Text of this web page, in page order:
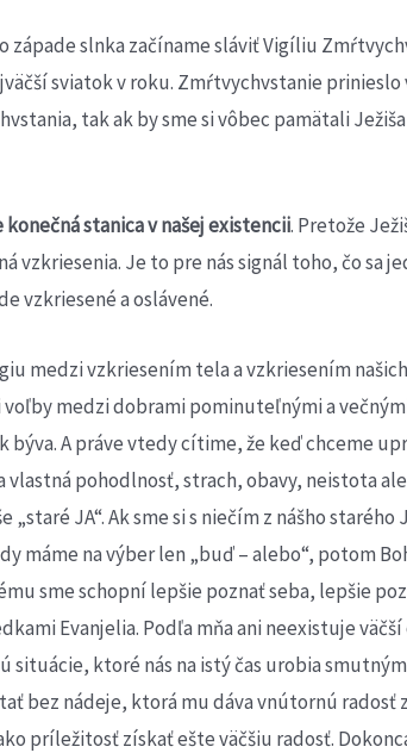
slnka začíname sláviť Vigíliu
sviatok v roku. Zmŕtvychvstanie
tak ak by sme si vôbec pamätali
konečná stanica v našej existencii. Pretože
vzkriesenia. Je to pre nás signál toho, čo sa
vzkriesené a oslávené.
medzi vzkriesením tela a vzkriesením
medzi dobrami pominuteľnými a
býva. A práve vtedy cítime, že keď chceme
vlastná pohodlnosť, strach, obavy, neistota
JA“. Ak sme si s niečím z nášho starého
máme na výber len „buď – alebo“, potom
sme schopní lepšie poznať seba, lepšie
Evanjelia. Podľa mňa ani neexistuje
ktoré nás na istý čas urobia
bez nádeje, ktorá mu dáva vnútornú radosť
príležitosť získať ešte väčšiu radosť.